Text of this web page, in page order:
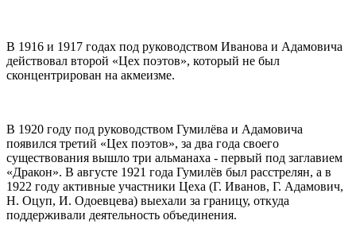
В 1916 и 1917 годах под руководством Иванова и Адамовича
действовал второй «Цех поэтов», который не был
сконцентрирован на акмеизме.
В 1920 году под руководством Гумилёва и Адамовича
появился третий «Цех поэтов», за два года своего
существования вышло три альманаха - первый под заглавием
«Дракон». В августе 1921 года Гумилёв был расстрелян, а в
1922 году активные участники Цеха (Г. Иванов, Г. Адамович,
Н. Оцуп, И. Одоевцева) выехали за границу, откуда
поддерживали деятельность объединения.